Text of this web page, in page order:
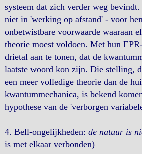
systeem dat zich verder weg
niet in 'werking op afstand' - voor
onbetwistbare voorwaarde waaraan
theorie moest voldoen. Met hun
drietal aan te tonen, dat de
laatste woord kon zijn. Die stelling,
een meer volledige theorie dan de
kwantummechanica, is bekend
hypothese van de 'verborgen
4. Bell-ongelijkheden: de natuur is
is met elkaar verbonden)